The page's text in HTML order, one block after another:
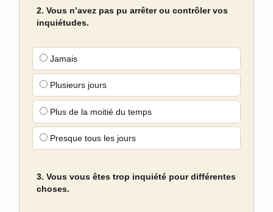
2. Vous n’avez pas pu arrêter ou contrôler vos
inquiétudes.
Jamais
Plusieurs jours
Plus de la moitié du temps
Presque tous les jours
3. Vous vous êtes trop inquiété pour différentes
choses.